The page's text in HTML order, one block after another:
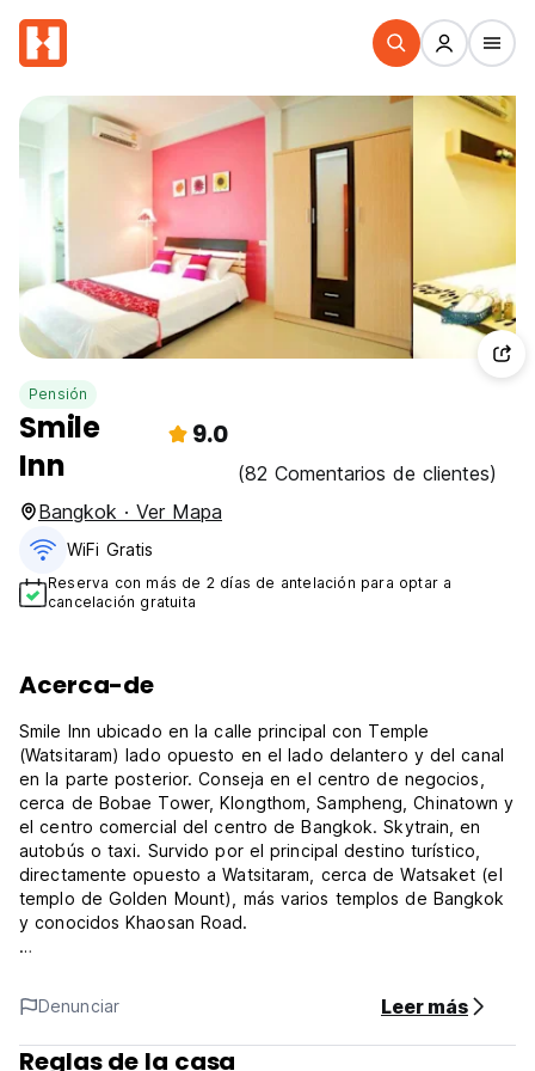
Pensión
Smile
Inn
9.0
(82 Comentarios de clientes)
Bangkok · Ver Mapa
WiFi Gratis
Reserva con más de 2 días de antelación para optar a
cancelación gratuita
Acerca-de
Smile Inn ubicado en la calle principal con Temple
(Watsitaram) lado opuesto en el lado delantero y del canal
en la parte posterior. Conseja en el centro de negocios,
cerca de Bobae Tower, Klongthom, Sampheng, Chinatown y
el centro comercial del centro de Bangkok. Skytrain, en
autobús o taxi. Survido por el principal destino turístico,
directamente opuesto a Watsitaram, cerca de Watsaket (el
templo de Golden Mount), más varios templos de Bangkok
y conocidos Khaosan Road.
-Variety Collection de nuevas 15 habitaciones totalmente
amuebladas en el tema de los colores de diferencia para
disfrutar de los colores y las instalaciones estándar de la
habitación.
Denunciar Leer más
Reglas de la casa